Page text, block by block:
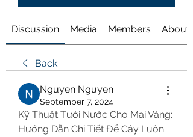
Discussion Media Members About
Back
Nguyen Nguyen
September 7, 2024
Kỹ Thuật Tưới Nước Cho Mai Vàng:
Hướng Dẫn Chi Tiết Để Cây Luôn